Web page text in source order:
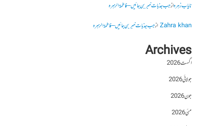
نایاب زہرہازجب جذبات خبر بن جائیں – فاطمۃالزہرہ
Zahra khanازجب جذبات خبر بن جائیں – فاطمۃالزہرہ
Archives
اگست 2026
جولائی 2026
جون 2026
مئی 2026